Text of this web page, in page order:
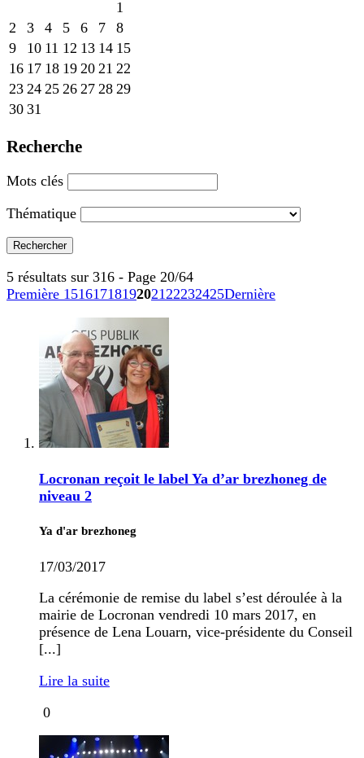
1
2
3 4 5 6 7
8
9
10 11 12 13 14 15
16 17 18 19 20 21 22
23 24 25 26 27 28 29
30 31
Recherche
Mots clés
Thématique
5 résultats sur 316 - Page 20/64
Première 15161718192021 22232425Dernière
Locronan reçoit le label Ya d’ar brezhoneg de
niveau 2
Ya d'ar brezhoneg
17/03/2017
La cérémonie de remise du label s’est déroulée à la
mairie de Locronan vendredi 10 mars 2017, en
présence de Lena Louarn, vice-présidente du Conseil
[...]
Lire la suite
0